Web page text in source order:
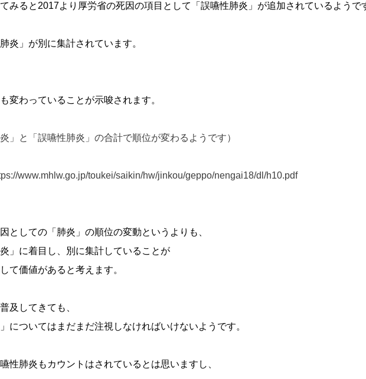
みると2017より厚労省の死因の項目として「誤嚥性肺炎」が追加されているようで
炎」が別に集計されています。
変わっていることが示唆されます。
」と「誤嚥性肺炎」の合計で順位が変わるようです）
www.mhlw.go.jp/toukei/saikin/hw/jinkou/geppo/nengai18/dl/h10.pdf
としての「肺炎」の順位の変動というよりも、
」に着目し、別に集計していることが
て価値があると考えます。
及してきても、
についてはまだまだ注視しなければいけないようです。
性肺炎もカウントはされているとは思いますし、